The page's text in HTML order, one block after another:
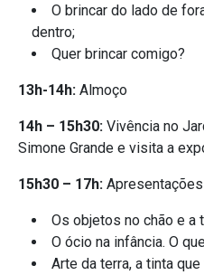
O brincar do lado de
dentro;
Quer brincar comigo?
13h-14h: Almoço
14h – 15h30: Vivência no
Simone Grande e visita a
15h30 – 17h:
Os objetos no chão e a
O ócio na infância. O
Arte da terra, a tinta